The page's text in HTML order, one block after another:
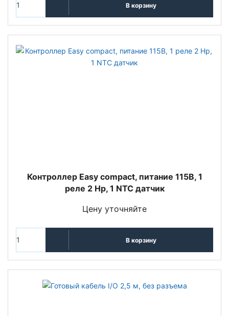
В корзину
Контроллер Easy compact, питание 115В, 1
реле 2 Hp, 1 NTC датчик
Цену уточняйте
В корзину